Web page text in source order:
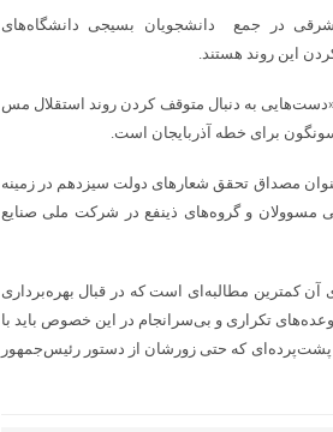
۱۴۰۲)، استاندار آذربایجان‌شرقی در جمع دانشجویان بسیجی دانشگاه‌های
این روند هستند.
به دنبال متوقف کردن روند استقلال مس
سونگون برای خطه آذربایجان است.
مصداق تحقق شعارهای دولت سیزدهم در زمینه
مسوولان و گروه‌های ذینفع در شرکت ملی صنایع
کمترین مطالبه‌ای است که در قبال بهره‌برداری
تکراری و بی‌سرانجام در این خصوص باید با
که حتی زورشان از دستور رئیس‌جمهور